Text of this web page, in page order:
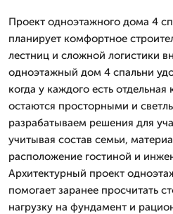
Проект одноэтажного дома 4
планирует комфортное
лестниц и сложной логистики
одноэтажный дом 4 спальни
когда у каждого есть
остаются просторными и
разрабатываем решения для
учитывая состав семьи,
расположение гостиной и
Архитектурный проект
помогает заранее просчитать
нагрузку на фундамент и